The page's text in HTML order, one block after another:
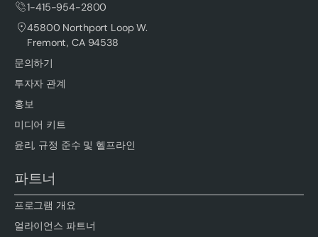
1-415-954-2800
45800 Northport Loop W.
Fremont, CA 94538
문의하기
투자자 관계
홍보
미디어 키트
윤리, 규정 준수 및 헬프라인
파트너
프로그램 개요
얼라이언스 파트너